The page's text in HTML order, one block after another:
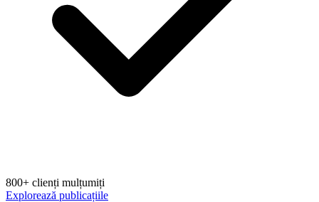
800+ clienți mulțumiți
Explorează publicațiile